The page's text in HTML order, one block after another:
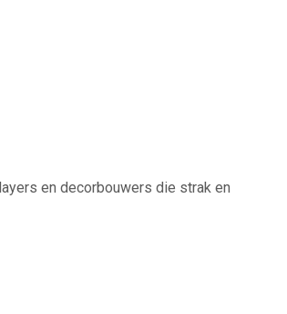
en decorbouwers die strak en